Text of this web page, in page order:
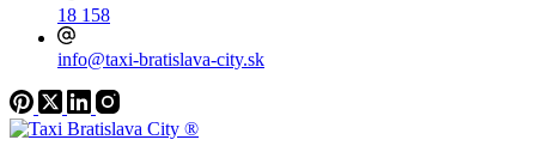
18 158
info@taxi-bratislava-city.sk